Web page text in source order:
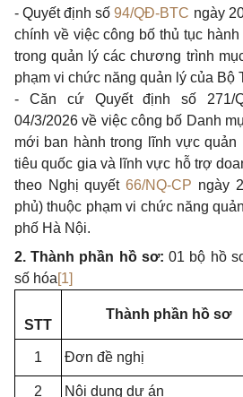
-Quyết định số94/QĐ-BTC ngày
chính về việc công bố thủ tục
trong quản lý các chương trình
phạm vi chức năng quản lý của Bộ
- Căn cứ Quyết định số 271/
04/3/2026 về việc công bố Danh
mới ban hành trong lĩnh vực
tiêu quốc gia và lĩnh vực hỗ trợ
theo Nghị quyết66/NQ-CP ngày
phủ) thuộc phạm vi chức năng
phố Hà Nội.
2.Thành phần hồ sơ:01 bộ hồ
số hóa[1]
STT
Thành phần hồ sơ
1 Đơn đề nghị
2 Nội dung dự án